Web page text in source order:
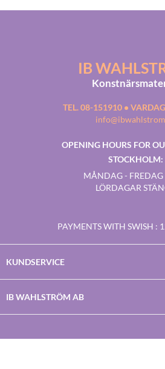
IB
TEL. 08-151910 •
OPENING HOURS FOR
STOCKHOLM:
MÅNDAG -
LÖRDAGAR
PAYMENTS WITH SWISH :
KUNDSERVICE
IB WAHLSTRÖM AB
Facebook